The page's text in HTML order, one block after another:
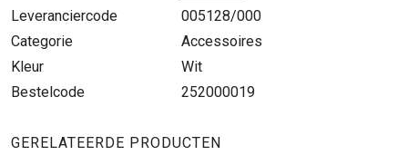
Leveranciercode
005128/000
Categorie
Accessoires
Kleur
Wit
Bestelcode
252000019
GERELATEERDE PRODUCTEN